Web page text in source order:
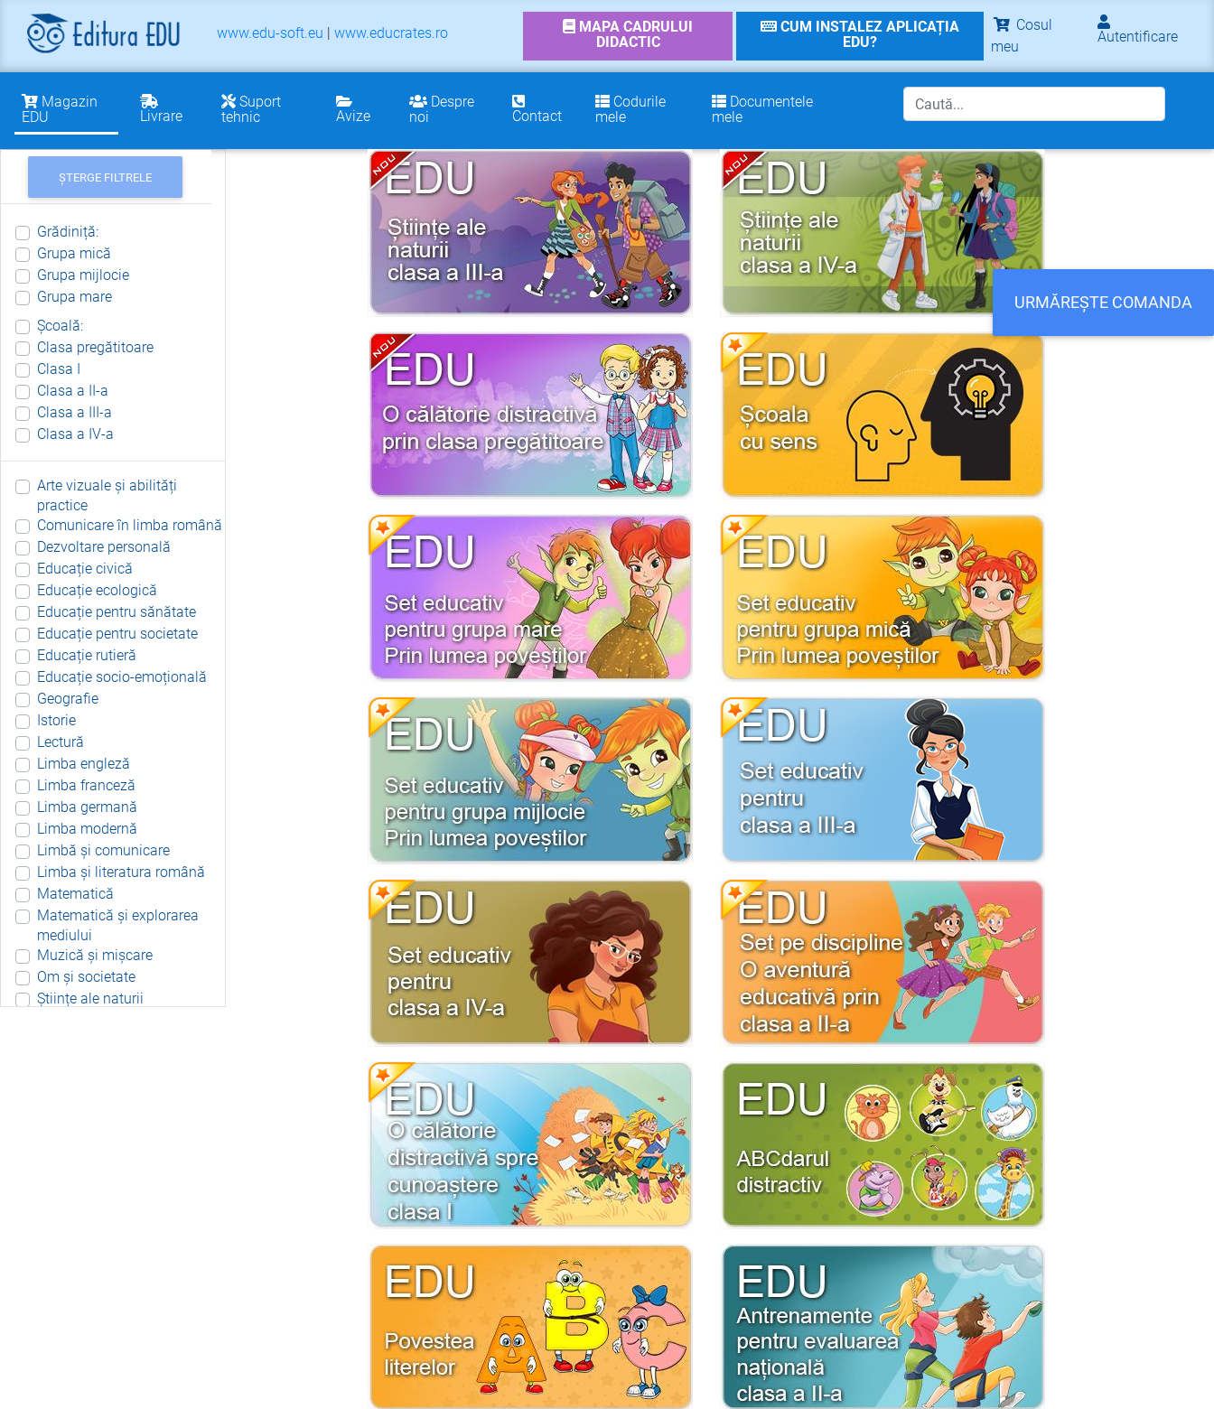
www.edu-soft.eu | www.educrates.ro
MAPA CADRULUI
DIDACTIC
CUM INSTALEZ APLICAȚIA
EDU?
Cosul
meu
Autentificare
Magazin
EDU
Livrare
Suport
tehnic
Avize
Despre
noi
Contact
Codurile
mele
Documentele
mele
ȘTERGE FILTRELE
Grădiniță:
Grupa mică
Grupa mijlocie
Grupa mare
Școală:
Clasa pregătitoare
Clasa I
Clasa a II-a
Clasa a III-a
Clasa a IV-a
Arte vizuale și abilități
practice
Comunicare în limba română
Dezvoltare personală
Educație civică
Educație ecologică
Educație pentru sănătate
Educație pentru societate
Educație rutieră
Educație socio-emoțională
Geografie
Istorie
Lectură
Limba engleză
Limba franceză
Limba germană
Limba modernă
Limbă și comunicare
Limba și literatura română
Matematică
Matematică și explorarea
mediului
Muzică și mișcare
Om și societate
Științe ale naturii
URMĂREȘTE COMANDA